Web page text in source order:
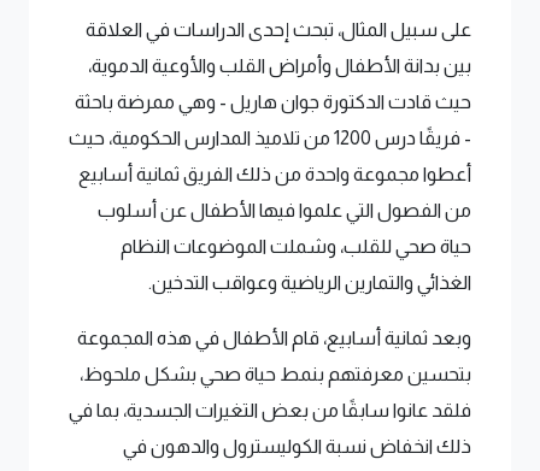
على سبيل المثال، تبحث إحدى الدراسات في العلاقة
بين بدانة الأطفال وأمراض القلب والأوعية الدموية،
حيث قادت الدكتورة جوان هاريل - وهي ممرضة باحثة
- فريقًا درس 1200 من تلاميذ المدارس الحكومية، حيث
أعطوا مجموعة واحدة من ذلك الفريق ثمانية أسابيع
من الفصول التي علموا فيها الأطفال عن أسلوب
حياة صحي للقلب، وشملت الموضوعات النظام
الغذائي والتمارين الرياضية وعواقب التدخين.
وبعد ثمانية أسابيع، قام الأطفال في هذه المجموعة
بتحسين معرفتهم بنمط حياة صحي بشكل ملحوظ،
فلقد عانوا سابقًا من بعض التغيرات الجسدية، بما في
ذلك انخفاض نسبة الكوليسترول والدهون في